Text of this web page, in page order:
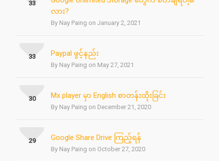
လား?
By Nay Paing on January 2, 2021
33
Paypal ဖွင့်နည်း
By Nay Paing on May 27, 2021
33
Mx player မှာ English စာတန်းထိုးခြင်း
By Nay Paing on December 21, 2020
30
Google Share Drive ကြည့်ရန်
By Nay Paing on October 27, 2020
29